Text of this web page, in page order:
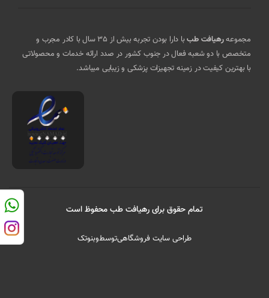
مجموعهرهیافت طب
با دارا بودن تجربه بیش از 35 سال با کادر مجرب و
متخصص با دو شعبه فعال در جنوب کشور در صدد ارائه خدمات و محصولاتی
با بهترین کیفیت در زمینه تجهیزات پزشکی و زیبایی میباشد.
تمام حقوق برای رهیافت طب محفوظ است
طراحی سایت فروشگاهیتوسطوبنوتک